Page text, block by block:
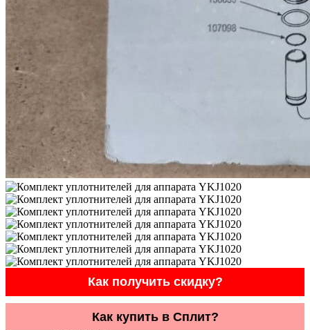
Как получить скидку?
Как купить в Сплит?